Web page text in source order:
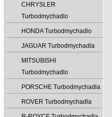
CHRYSLER
Turbodmychadlo
HONDA Turbodmychadlo
JAGUAR Turbodmychadla
MITSUBISHI
Turbodmychadlo
PORSCHE Turbodmychadla
ROVER Turbodmychadla